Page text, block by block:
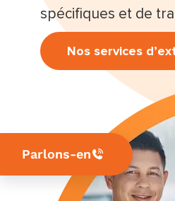
spécifiques et de
Nos services
Parlons-en